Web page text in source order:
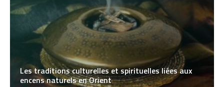
Les traditions culturelles et spirituelles liées aux
encens naturels en Orient